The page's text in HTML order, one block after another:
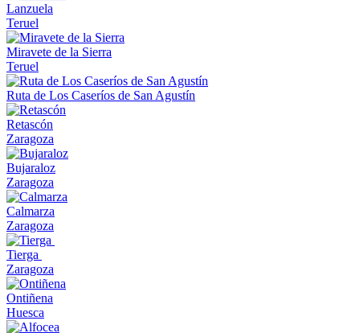
Lanzuela
Teruel
Miravete de la Sierra
Teruel
Ruta de Los Caseríos de San Agustín
Retascón
Zaragoza
Bujaraloz
Zaragoza
Calmarza
Zaragoza
Tierga
Zaragoza
Ontiñena
Huesca